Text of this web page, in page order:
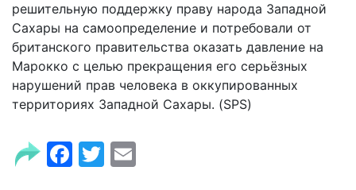
решительную поддержку праву народа Западной
Сахары на самоопределение и потребовали от
британского правительства оказать давление на
Марокко с целью прекращения его серьёзных
нарушений прав человека в оккупированных
территориях Западной Сахары. (SPS)
Facebook
Twitter